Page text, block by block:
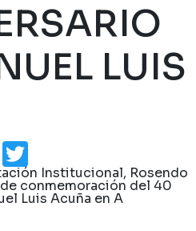
LUIS
WhatsApp
Institucional, Rosendo
conmemoración del 40
Luis Acuña en A